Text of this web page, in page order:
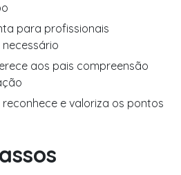
para profissionais
aos pais compreensão
reconhece e valoriza os pontos